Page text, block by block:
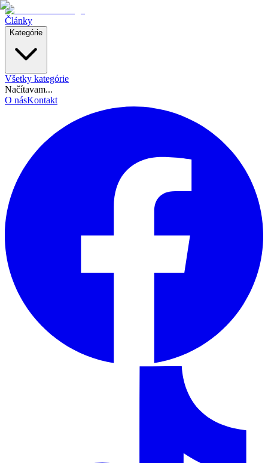
Články
Kategórie
Všetky kategórie
Načítavam...
O násKontakt